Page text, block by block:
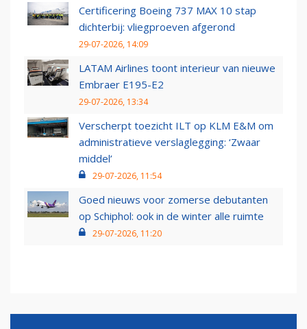
Certificering Boeing 737 MAX 10 stap
dichterbij: vliegproeven afgerond
29-07-2026, 14:09
LATAM Airlines toont interieur van nieuwe
Embraer E195-E2
29-07-2026, 13:34
Verscherpt toezicht ILT op KLM E&M om
administratieve verslaglegging: ‘Zwaar
middel’
29-07-2026, 11:54
Goed nieuws voor zomerse debutanten
op Schiphol: ook in de winter alle ruimte
29-07-2026, 11:20